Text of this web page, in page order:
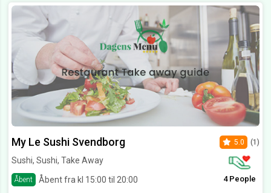
My Le Sushi Svendborg
Sushi, Sushi, Take Away
Åbent Åbent fra kl 15:00 til 20:00
5.0 (1)
4 People